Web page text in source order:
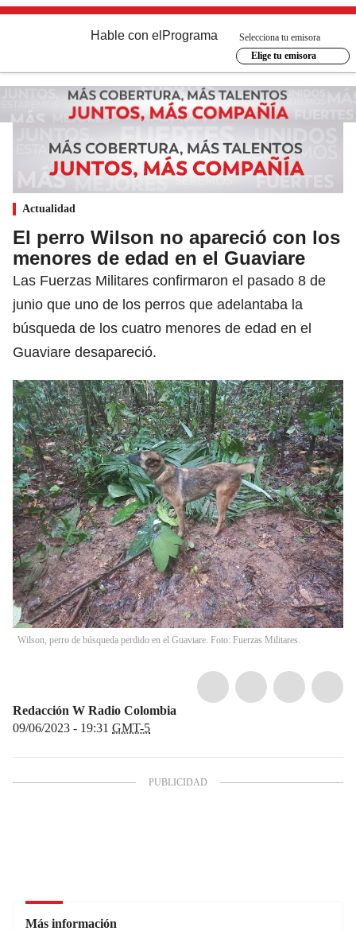
Hable con el Programa
Selecciona tu emisora
Elige tu emisora
Actualidad
El perro Wilson no apareció con los
menores de edad en el Guaviare
Las Fuerzas Militares confirmaron el pasado 8 de
junio que uno de los perros que adelantaba la
búsqueda de los cuatro menores de edad en el
Guaviare desapareció.
Wilson, perro de búsqueda perdido en el Guaviare. Foto: Fuerzas Militares.
Redacción W Radio Colombia
09/06/2023 - 19:31 GMT-5
Más información